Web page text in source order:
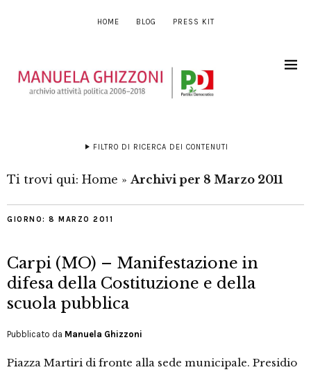
HOME BLOG PRESS KIT
FILTRO DI RICERCA DEI CONTENUTI
Ti trovi qui: Home » Archivi per 8 Marzo 2011
GIORNO: 8 MARZO 2011
Carpi (MO) – Manifestazione in
difesa della Costituzione e della
scuola pubblica
Pubblicato da Manuela Ghizzoni
Piazza Martiri di fronte alla sede municipale. Presidio